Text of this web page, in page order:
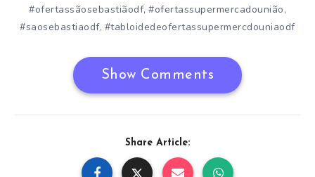
#ofertassãosebastiãodf, #ofertassupermercadounião,
#saosebastiaodf, #tabloidedeofertassupermercdouniaodf
Show Comments
Share Article: